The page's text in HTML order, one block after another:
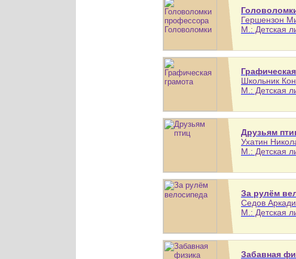
Гершензон
М.: Детская
Школьник
М.: Детская
Друзьям
Ухатин
М.: Детская
За рулём
Седов
М.: Детская
Забавная